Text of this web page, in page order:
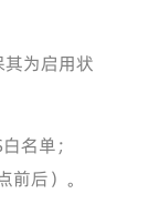
为启用状
名单；
后）。